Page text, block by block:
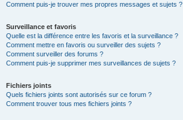
Comment puis-je trouver mes propres messages et sujets ?
Surveillance et favoris
Quelle est la différence entre les favoris et la surveillance ?
Comment mettre en favoris ou surveiller des sujets ?
Comment surveiller des forums ?
Comment puis-je supprimer mes surveillances de sujets ?
Fichiers joints
Quels fichiers joints sont autorisés sur ce forum ?
Comment trouver tous mes fichiers joints ?